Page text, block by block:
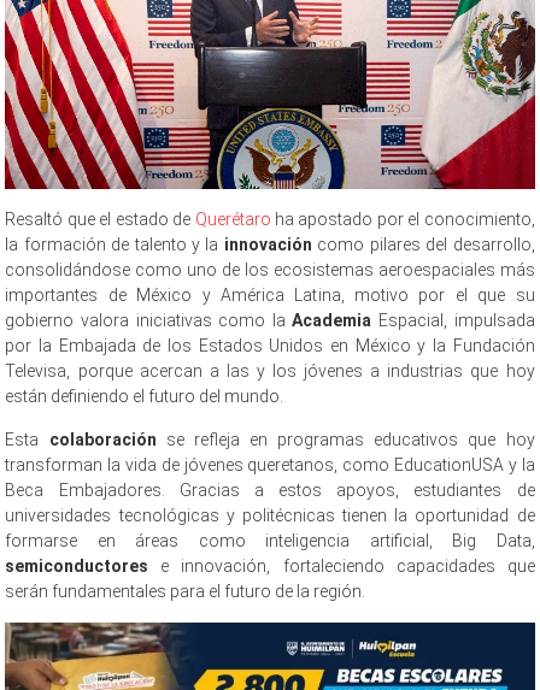
Resaltó que el estado de Querétaro ha apostado por el conocimiento,
la formación de talento y la innovación como pilares del desarrollo,
consolidándose como uno de los ecosistemas aeroespaciales más
importantes de México y América Latina, motivo por el que su
gobierno valora iniciativas como laAcademia Espacial, impulsada
por la Embajada de los Estados Unidos en México y la Fundación
Televisa, porque acercan a las y los jóvenes a industrias que hoy
están definiendo el futuro del mundo.
Esta colaboración se refleja en programas educativos que hoy
transforman la vida de jóvenes queretanos, como EducationUSA y la
Beca Embajadores. Gracias a estos apoyos, estudiantes de
universidades tecnológicas y politécnicas tienen la oportunidad de
formarse en áreas como inteligencia artificial, Big Data,
semiconductores e innovación, fortaleciendo capacidades que
serán fundamentales para el futuro de la región.